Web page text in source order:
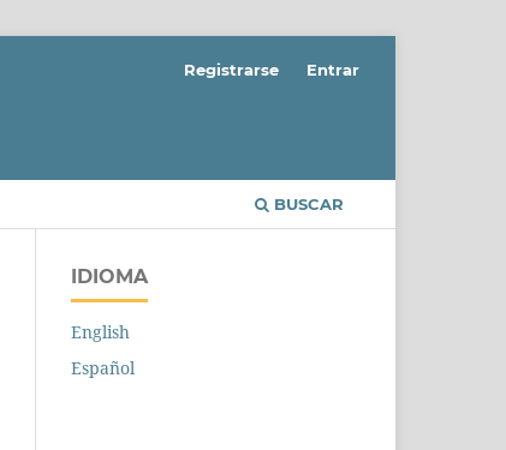
BUSCAR
Registrarse Entrar
IDIOMA
English
Español